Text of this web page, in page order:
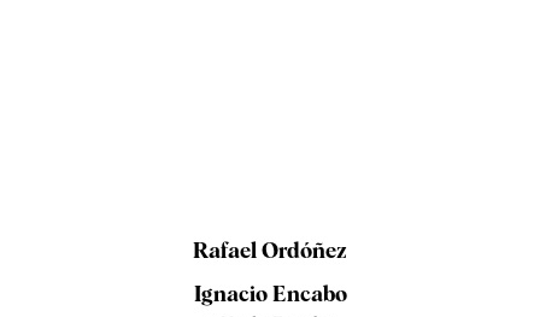
Rafael Ordóñez
Ignacio Encabo